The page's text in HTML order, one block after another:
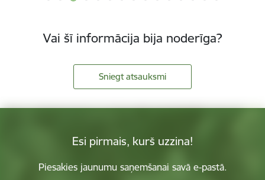
Vai šī informācija bija noderīga?
Sniegt atsauksmi
Esi pirmais, kurš uzzina!
Piesakies jaunumu saņemšanai savā e-pastā.